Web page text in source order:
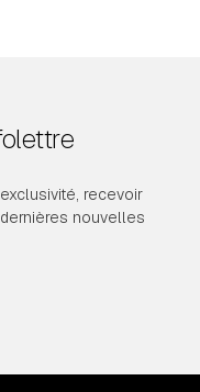
recevoir
nouvelles